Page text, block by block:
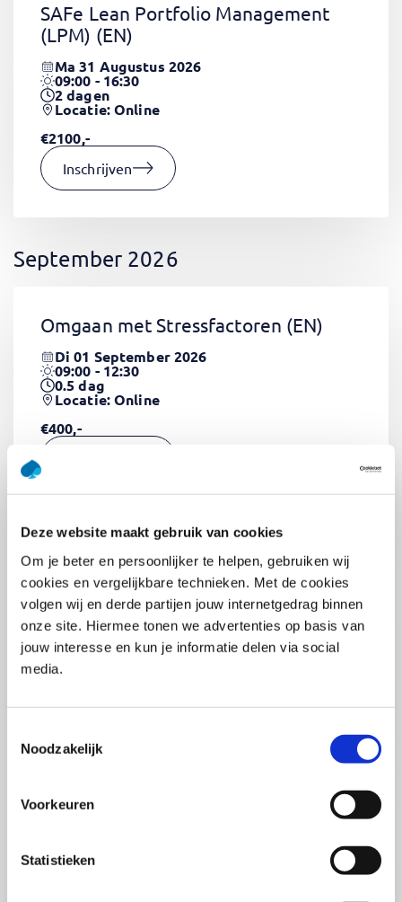
Deze website maakt gebruik van cookies
Om je beter en persoonlijker te helpen, gebruiken wij
cookies en vergelijkbare technieken. Met de cookies
volgen wij en derde partijen jouw internetgedrag binnen
onze site. Hiermee tonen we advertenties op basis van
jouw interesse en kun je informatie delen via social
media.
Noodzakelijk
Voorkeuren
Statistieken
SAFe Lean Portfolio Management
(LPM) (EN)
Ma 31 Augustus 2026
09:00 - 16:30
2dagen
Locatie: Online
€2100,-
Inschrijven
September 2026
Omgaan met Stressfactoren (EN)
Di 01 September 2026
09:00 - 12:30
0.5dag
Locatie: Online
€400,-
Pega Certified System Architect
(PCSA)(EN)
Di 01 September 2026
09:00 - 16:30
5dagen
Locatie: Online
€3595,-
(EN)
Locatie: Online